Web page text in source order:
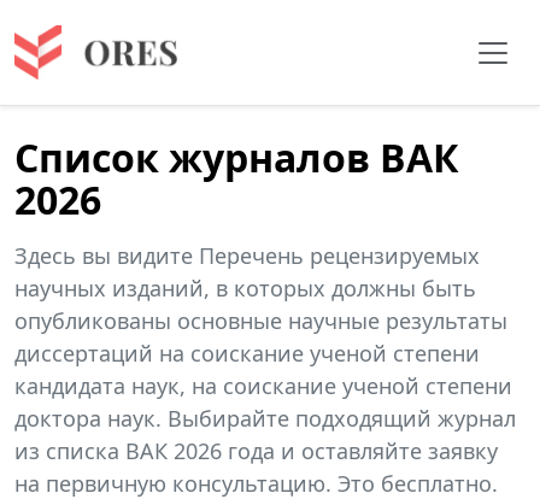
Список журналов ВАК
2026
Здесь вы видите Перечень рецензируемых
научных изданий, в которых должны быть
опубликованы основные научные результаты
диссертаций на соискание ученой степени
кандидата наук, на соискание ученой степени
доктора наук. Выбирайте подходящий журнал
из списка ВАК 2026 года и оставляйте заявку
на первичную консультацию. Это бесплатно.